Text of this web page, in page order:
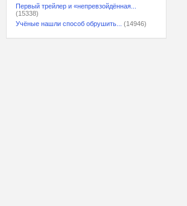
Первый трейлер и «непревзойдённая...
(15338)
Учёные нашли способ обрушить...
(14946)